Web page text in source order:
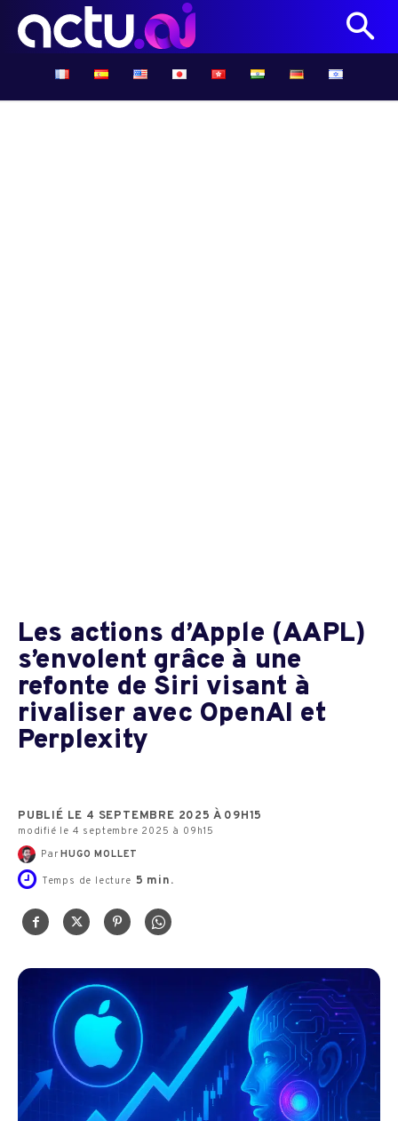
Les actions d’Apple (AAPL)
s’envolent grâce à une
refonte de Siri visant à
rivaliser avec OpenAI et
Perplexity
PUBLIÉ LE 4 SEPTEMBRE 2025 À 09H15
modifié le 4 septembre 2025 à 09h15
Par HUGO MOLLET
Temps de lecture 5 min.